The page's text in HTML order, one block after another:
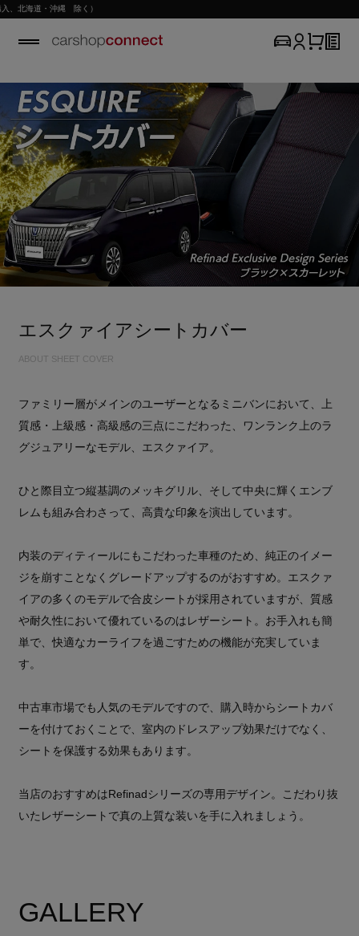
道・沖縄 除く）
エスクァイアシートカバー
ABOUT SHEET COVER
ファミリー層がメインのユーザーとなるミニバンにおいて、上
質感・上級感・高級感の三点にこだわった、ワンランク上のラ
グジュアリーなモデル、エスクァイア。
ひと際目立つ縦基調のメッキグリル、そして中央に輝くエンブ
レムも組み合わさって、高貴な印象を演出しています。
内装のディティールにもこだわった車種のため、純正のイメー
ジを崩すことなくグレードアップするのがおすすめ。エスクァ
イアの多くのモデルで合皮シートが採用されていますが、質感
や耐久性において優れているのはレザーシート。お手入れも簡
単で、快適なカーライフを過ごすための機能が充実していま
す。
中古車市場でも人気のモデルですので、購入時からシートカバ
ーを付けておくことで、室内のドレスアップ効果だけでなく、
シートを保護する効果もあります。
当店のおすすめはRefinadシリーズの専用デザイン。こだわり抜
いたレザーシートで真の上質な装いを手に入れましょう。
GALLERY